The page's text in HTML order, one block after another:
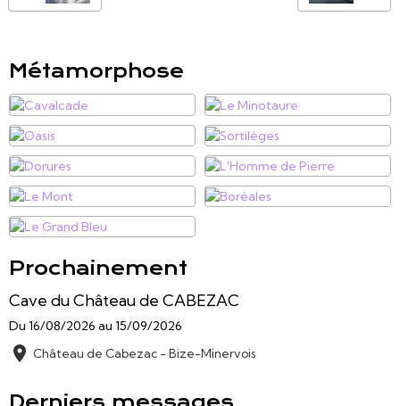
Métamorphose
Prochainement
Cave du Château de CABEZAC
Du 16/08/2026 au 15/09/2026
Château de Cabezac - Bize-Minervois